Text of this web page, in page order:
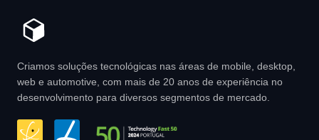
Criamos soluções tecnológicas nas áreas de mobile, desktop,
web e automotive, com mais de 20 anos de experiência no
desenvolvimento para diversos segmentos de mercado.